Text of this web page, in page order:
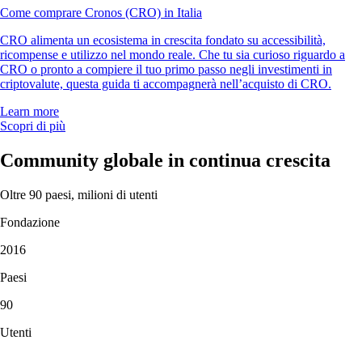
Come comprare Cronos (CRO) in Italia
CRO alimenta un ecosistema in crescita fondato su accessibilità,
ricompense e utilizzo nel mondo reale. Che tu sia curioso riguardo a
CRO o pronto a compiere il tuo primo passo negli investimenti in
criptovalute, questa guida ti accompagnerà nell’acquisto di CRO.
Learn more
Scopri di più
Community globale in continua crescita
Oltre 90 paesi, milioni di utenti
Fondazione
2016
Paesi
90
Utenti